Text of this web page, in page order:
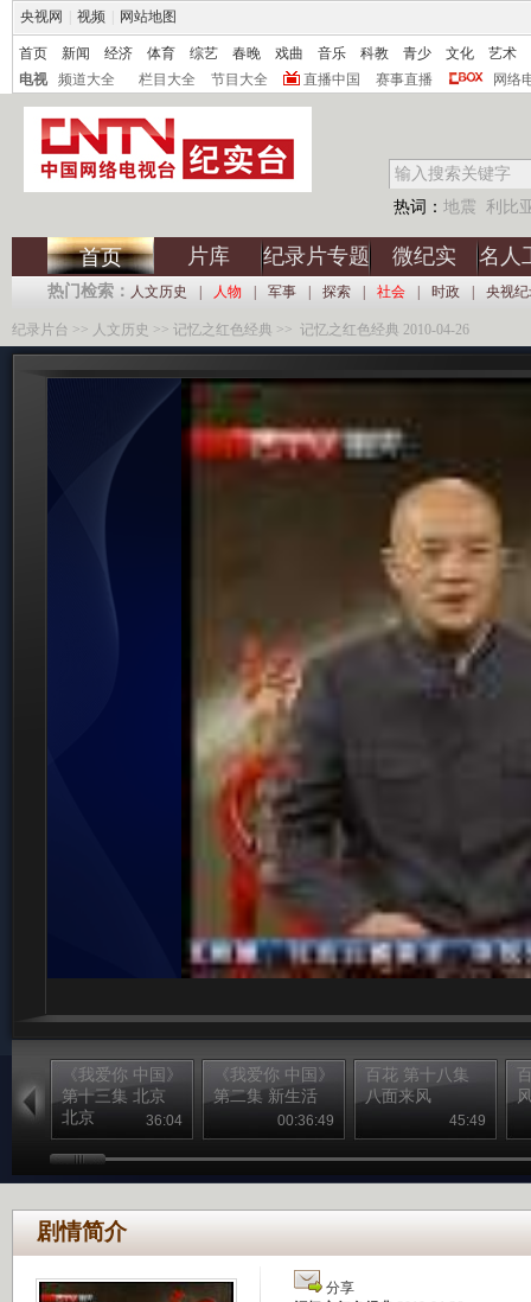
央视网 视频 网站地图
首页 新闻 经济 体育 综艺 春晚 戏曲 音乐 科教 青少 文化
艺术
电视
频道大全 栏目大全 节目大全 直播中国 赛事直播 网络
热词： 地震 利比
首页 片库 纪录片专题 微纪实 名人
热门检索： 人文历史 人物 军事 探索 社会 时政 央视
纪录片台 >> 人文历史 >> 记忆之红色经典 >> 记忆之红色经典 2010-04-26
《我爱你 中国》
第十三集 北京
北京
36:04
《我爱你 中国》
第二集 新生活
00:36:49
百花 第十八集
八面来风
45:49
剧情简介
分享